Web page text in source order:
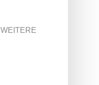
WEITERE